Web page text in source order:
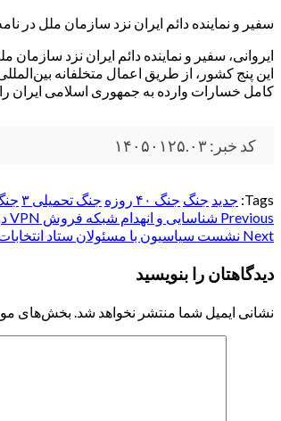
سفیر و نماینده دائم ایران نزد سازمان ملل
ایروانی، سفیر و نماینده دائم ایران نزد
این پنج کشور، از طریق اعمال متخلفانه
کامل خسارات وارده به جمهوری اسلامی ایران
کد خبر: ۱۴۰۵۰۱۲۵.۰۳
Tags: جدید جنگ جنگ ۴۰ روزه جنگ تحمیلی ۳
Post
navigation
Previous شناسایی و انهدام شبکه فروش VPN در خراسان رضوی
Next نشست سیاسیون با مسئولان ستاد
دیدگاهتان را بنویسید
نشانی ایمیل شما منتشر نخواهد شد. بخش‌های